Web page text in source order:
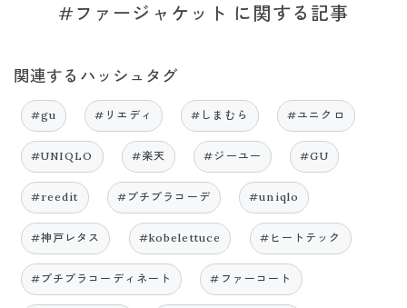
#ファージャケット に関する記事
関連するハッシュタグ
#gu #リエディ #しまむら #ユニクロ
#UNIQLO #楽天 #ジーユー #GU
#reedit #プチプラコーデ #uniqlo
#神戸レタス #kobelettuce #ヒートテック
#プチプラコーディネート #ファーコート